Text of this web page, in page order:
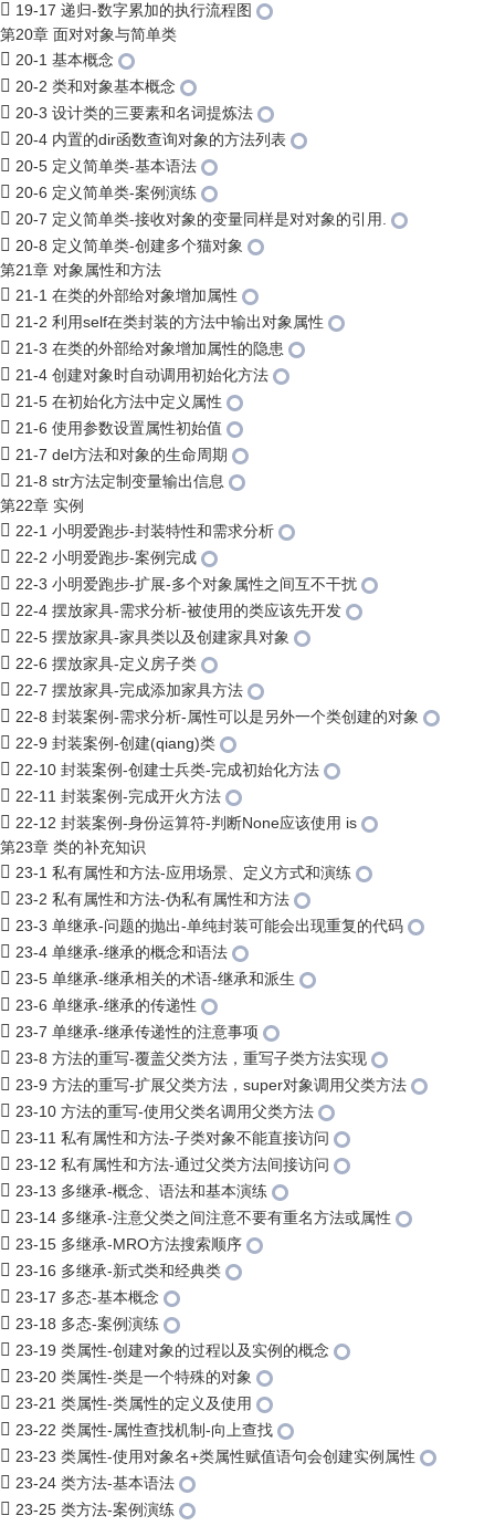
19-17 递归-数字累加的执行流程图
第20章 面对对象与简单类
20-1 基本概念
20-2 类和对象基本概念
20-3 设计类的三要素和名词提炼法
20-4 内置的dir函数查询对象的方法列表
20-5 定义简单类-基本语法
20-6 定义简单类-案例演练
20-7 定义简单类-接收对象的变量同样是对对象的引用.
20-8 定义简单类-创建多个猫对象
第21章 对象属性和方法
21-1 在类的外部给对象增加属性
21-2 利用self在类封装的方法中输出对象属性
21-3 在类的外部给对象增加属性的隐患
21-4 创建对象时自动调用初始化方法
21-5 在初始化方法中定义属性
21-6 使用参数设置属性初始值
21-7 del方法和对象的生命周期
21-8 str方法定制变量输出信息
第22章 实例
22-1 小明爱跑步-封装特性和需求分析
22-2 小明爱跑步-案例完成
22-3 小明爱跑步-扩展-多个对象属性之间互不干扰
22-4 摆放家具-需求分析-被使用的类应该先开发
22-5 摆放家具-家具类以及创建家具对象
22-6 摆放家具-定义房子类
22-7 摆放家具-完成添加家具方法
22-8 封装案例-需求分析-属性可以是另外一个类创建的对象
22-9 封装案例-创建(qiang)类
22-10 封装案例-创建士兵类-完成初始化方法
22-11 封装案例-完成开火方法
22-12 封装案例-身份运算符-判断None应该使用 is
第23章 类的补充知识
23-1 私有属性和方法-应用场景、定义方式和演练
23-2 私有属性和方法-伪私有属性和方法
23-3 单继承-问题的抛出-单纯封装可能会出现重复的代码
23-4 单继承-继承的概念和语法
23-5 单继承-继承相关的术语-继承和派生
23-6 单继承-继承的传递性
23-7 单继承-继承传递性的注意事项
23-8 方法的重写-覆盖父类方法，重写子类方法实现
23-9 方法的重写-扩展父类方法，super对象调用父类方法
23-10 方法的重写-使用父类名调用父类方法
23-11 私有属性和方法-子类对象不能直接访问
23-12 私有属性和方法-通过父类方法间接访问
23-13 多继承-概念、语法和基本演练
23-14 多继承-注意父类之间注意不要有重名方法或属性
23-15 多继承-MRO方法搜索顺序
23-16 多继承-新式类和经典类
23-17 多态-基本概念
23-18 多态-案例演练
23-19 类属性-创建对象的过程以及实例的概念
23-20 类属性-类是一个特殊的对象
23-21 类属性-类属性的定义及使用
23-22 类属性-属性查找机制-向上查找
23-23 类属性-使用对象名+类属性赋值语句会创建实例属性
23-24 类方法-基本语法
23-25 类方法-案例演练